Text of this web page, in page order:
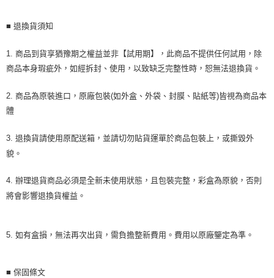
■ 退換貨須知
1. 商品到貨享猶豫期之權益並非【試用期】，此商品不提供任何試用，除
商品本身瑕疵外，如經拆封、使用，以致缺乏完整性時，恕無法退換貨。
2. 商品為原裝進口，原廠包裝(如外盒、外袋、封膜、貼紙等)皆視為商品本
體
3. 退換貨請使用原配送箱，並請切勿貼貨運單於商品包裝上，或撕毀外
貌。
4. 辦理退貨商品必須是全新未使用狀態，且包裝完整，彩盒為原貌，否則
將會影響退換貨權益。
5. 如有盒損，無法再次出貨，需負擔整新費用。費用以原廠鑒定為準。
■ 保固條文